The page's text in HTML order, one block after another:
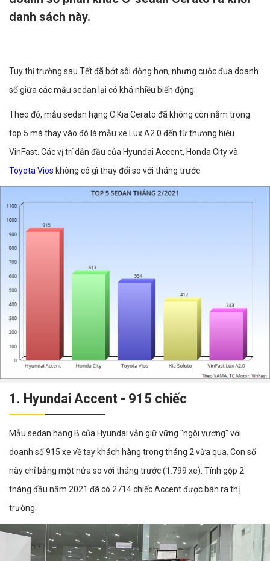
danh sách này.
Tuy thị trường sau Tết đã bớt sôi động hơn, nhưng cuộc đua doanh
số giữa các mẫu sedan lại có khá nhiều biến động.
Theo đó, mẫu sedan hạng C Kia Cerato đã không còn nằm trong
top 5 mà thay vào đó là mẫu xe Lux A2.0 đến từ thương hiệu
VinFast. Các vị trí dẫn đầu của Hyundai Accent, Honda City và
Toyota Vios không có gì thay đổi so với tháng trước.
1. Hyundai Accent - 915 chiếc
Mẫu sedan hạng B của Hyundai vẫn giữ vững "ngôi vương" với
doanh số 915 xe về tay khách hàng trong tháng 2 vừa qua. Con số
này chỉ bằng một nửa so với tháng trước (1.799 xe). Tính gộp 2
tháng đầu năm 2021 đã có 2714 chiếc Accent được bán ra thị
trường.